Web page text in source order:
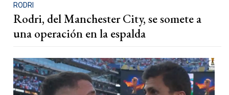
RODRI
Rodri, del Manchester City, se somete a
una operación en la espalda